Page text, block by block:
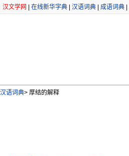
汉文学网 在线新华字典 汉语词典 成语词典
汉语词典> 厚结的解释